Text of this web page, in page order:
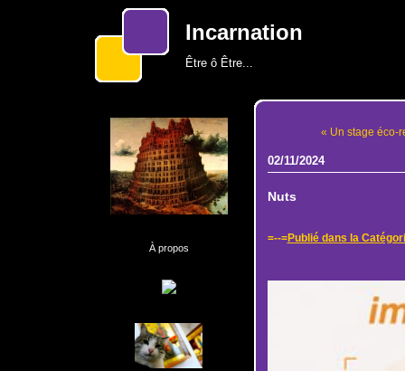
Incarnation
Être ô Être...
À propos
« Un stage éco-
02/11/2024
Nuts
=--=Publié dans la